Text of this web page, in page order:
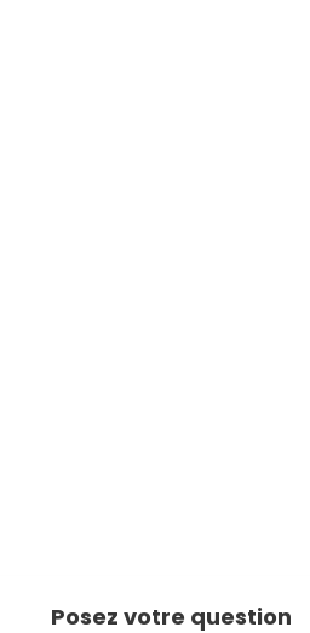
Posez votre question